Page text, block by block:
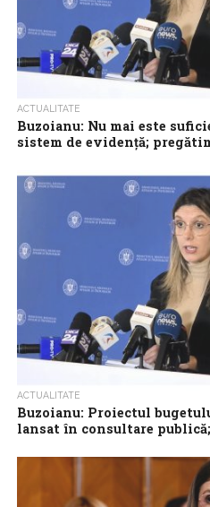
ACTUALITATE
Buzoianu: Nu mai este
sistem de evidență;
Ministerul Mediului, Apelor și
transparență proiectul de
norme referitoare la proveniența
ACTUALITATE
Buzoianu: Proiectul
lansat în consultare
Proiectul de hotărâre privind
Fondului pentru Mediu (AFM)
consultare publică, a anunțat...